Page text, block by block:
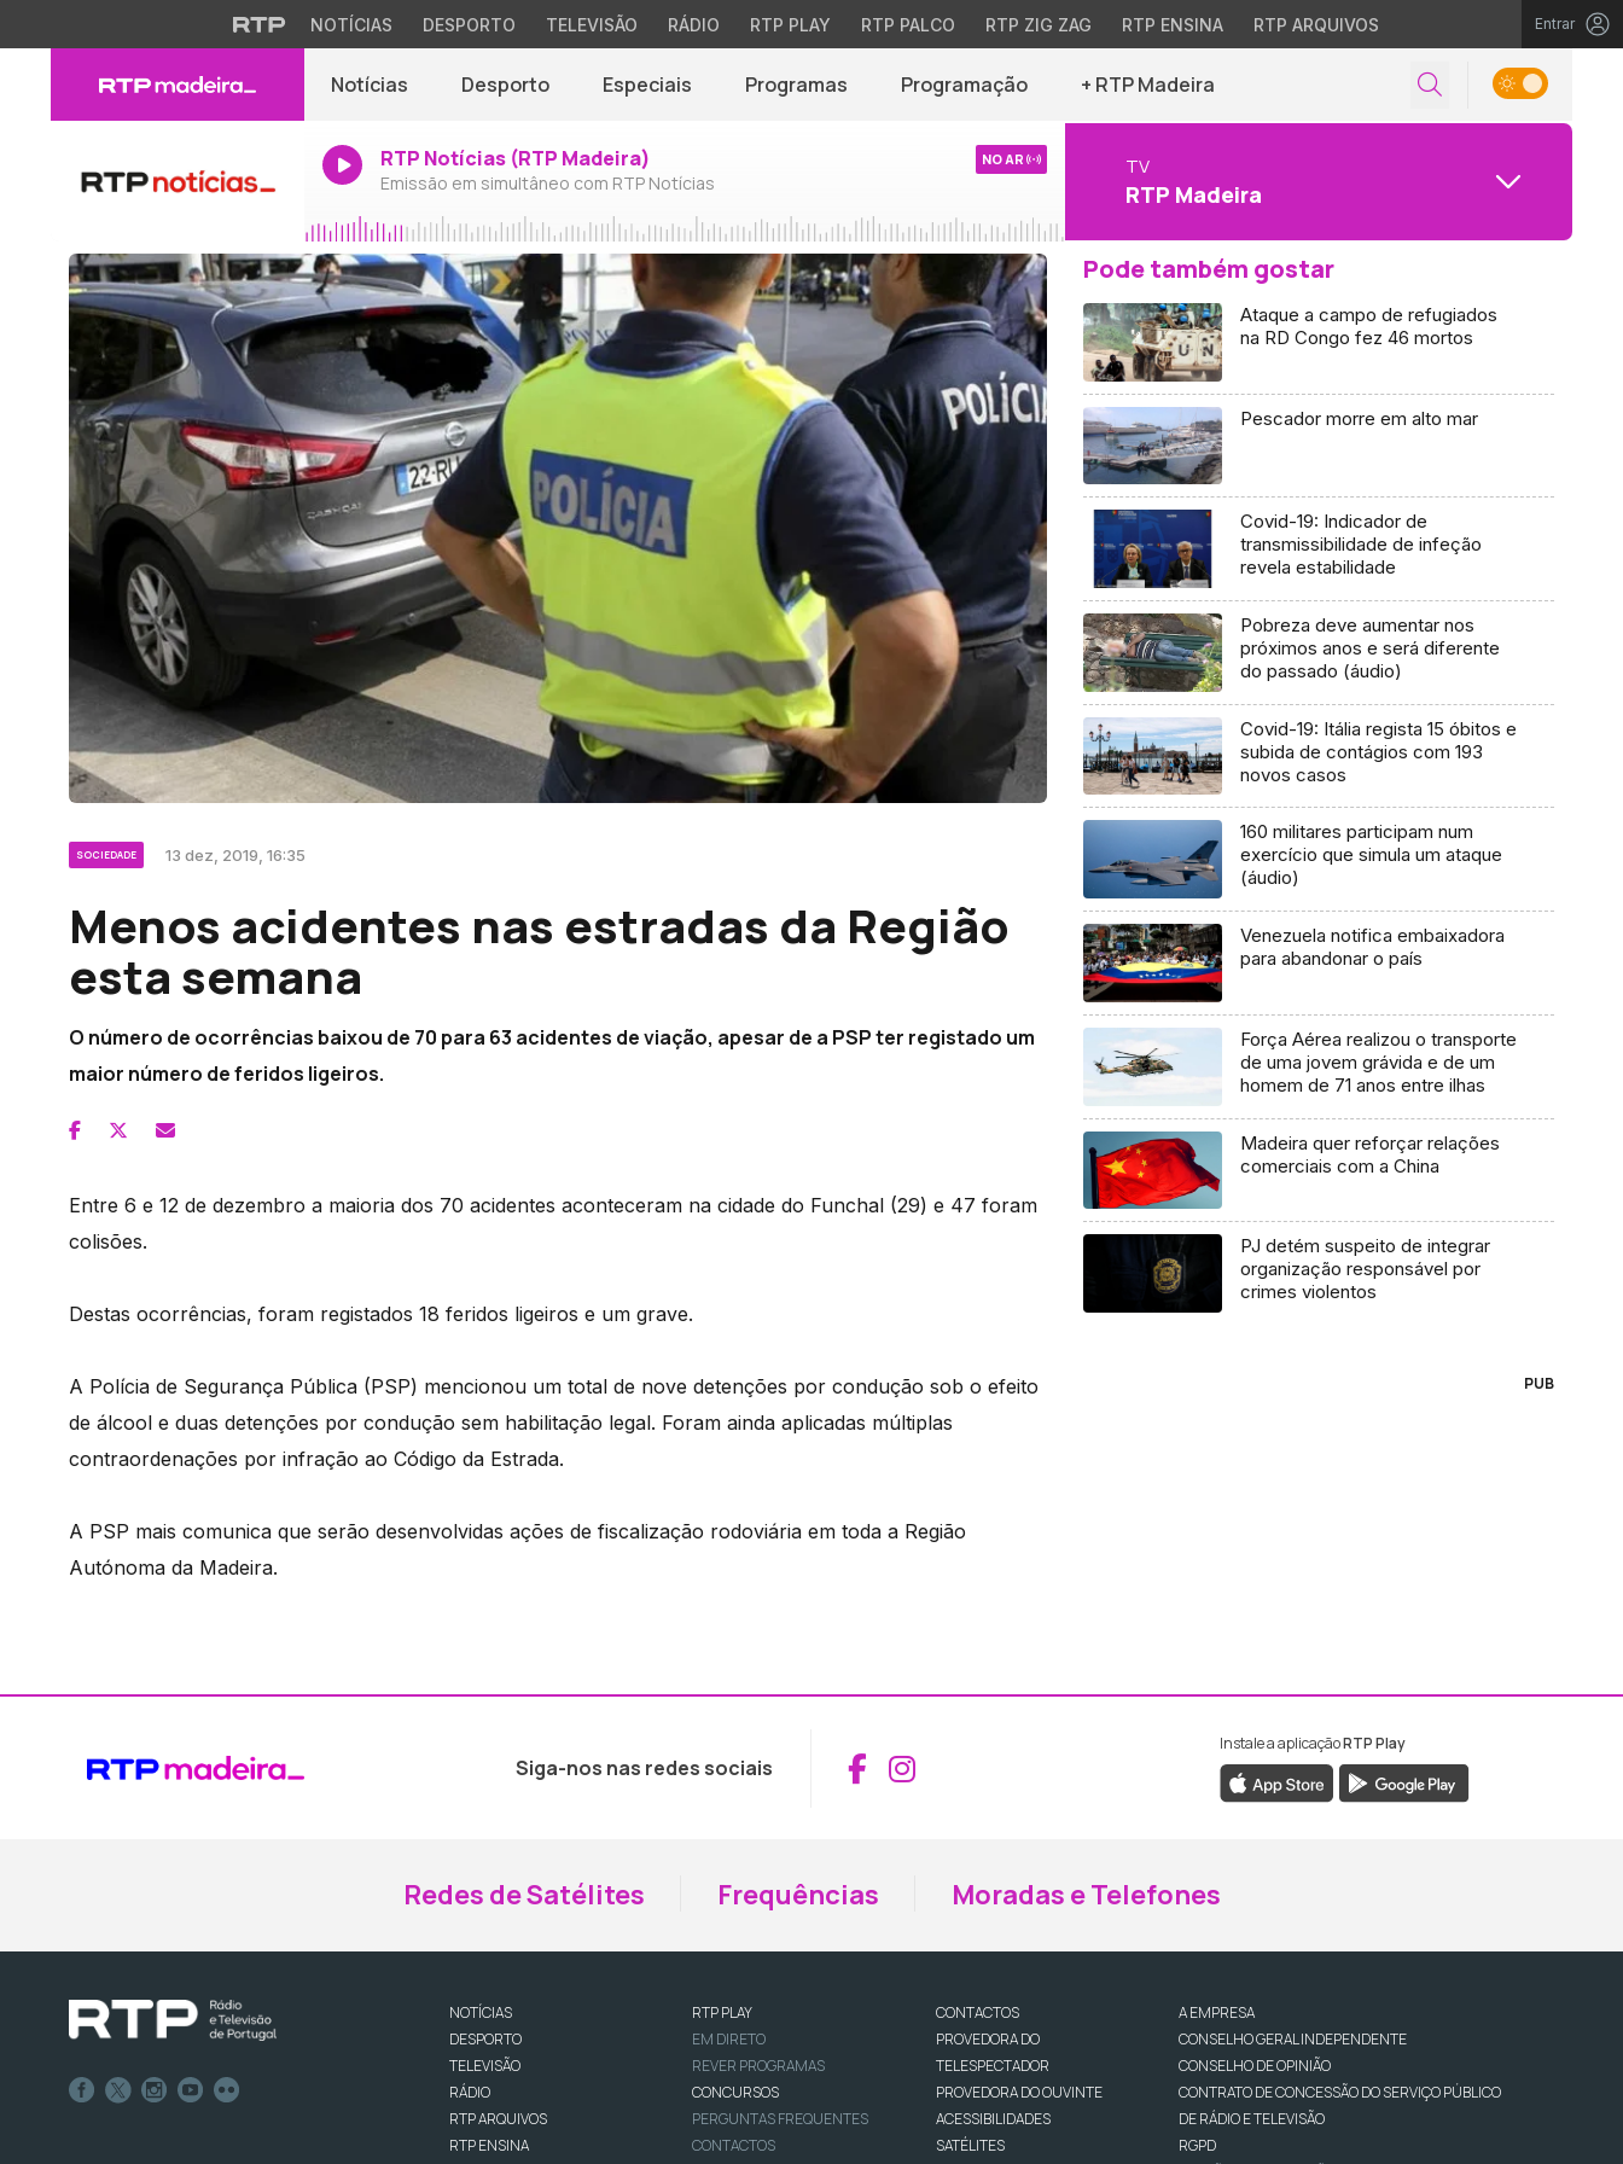
NOTÍCIAS DESPORTO TELEVISÃO RÁDIO RTP PLAY RTP PALCO RTP ZIG ZAG RTP ENSINA RTP ARQUIVOS Entrar
Notícias Desporto Especiais Programas Programação + RTP Madeira
RTP Notícias (RTP Madeira)
Emissão em simultâneo com RTP Notícias
NO AR TV
RTP Madeira
SOCIEDADE 13 dez, 2019, 16:35
Menos acidentes nas estradas da Região
esta semana
O número de ocorrências baixou de 70 para 63 acidentes de viação, apesar de a PSP ter registado um
maior número de feridos ligeiros.
Entre 6 e 12 de dezembro a maioria dos 70 acidentes aconteceram na cidade do Funchal (29) e 47 foram
colisões.
Destas ocorrências, foram registados 18 feridos ligeiros e um grave.
A Polícia de Segurança Pública (PSP) mencionou um total de nove detenções por condução sob o efeito
de álcool e duas detenções por condução sem habilitação legal. Foram ainda aplicadas múltiplas
contraordenações por infração ao Código da Estrada.
A PSP mais comunica que serão desenvolvidas ações de fiscalização rodoviária em toda a Região
Autónoma da Madeira.
Pode também gostar
Ataque a campo de refugiados
na RD Congo fez 46 mortos
Pescador morre em alto mar
Covid-19: Indicador de
transmissibilidade de infeção
revela estabilidade
Pobreza deve aumentar nos
próximos anos e será diferente
do passado (áudio)
Covid-19: Itália regista 15 óbitos e
subida de contágios com 193
novos casos
160 militares participam num
exercício que simula um ataque
(áudio)
Venezuela notifica embaixadora
para abandonar o país
Força Aérea realizou o transporte
de uma jovem grávida e de um
homem de 71 anos entre ilhas
Madeira quer reforçar relações
comerciais com a China
PJ detém suspeito de integrar
organização responsável por
crimes violentos
PUB
Siga-nos nas redes sociais Aceder ao Facebook da RTP Madeira
Aceder ao Instagram da RTP Madeira
Instale a aplicaçãoRTP Play
Redes de Satélites Frequências Moradas e Telefones
NOTÍCIAS
DESPORTO
TELEVISÃO
RÁDIO
RTP ARQUIVOS
RTP ENSINA
RTP PLAY
EM DIRETO
REVER PROGRAMAS
CONCURSOS
PERGUNTAS FREQUENTES
CONTACTOS
CONTACTOS
PROVEDORA DO
TELESPECTADOR
PROVEDORA DO OUVINTE
ACESSIBILIDADES
SATÉLITES
A EMPRESA
CONSELHO GERAL INDEPENDENTE
CONSELHO DE OPINIÃO
CONTRATO DE CONCESSÃO DO SERVIÇO PÚBLICO
DE RÁDIO E TELEVISÃO
RGPD